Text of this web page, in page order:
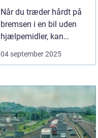
Når du træder hårdt på
bremsen i en bil uden
hjælpemidler, kan
hjulene låse sig fast, og
bilen mister vejgrebet.
bilen skrider eller bliver
undgå dette...
04 september 2025